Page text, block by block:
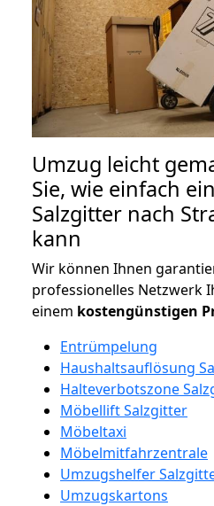
Umzug leicht
Sie, wie einfach
Salzgitter nach
kann
Wir können Ihnen
professionelles Netzwerk
einem kostengünstigen
Entrümpelung
Haushaltsauflösung
Halteverbotszone
Möbellift Salzgitter
Möbeltaxi
Möbelmitfahrzentrale
Umzugshelfer
Umzugskartons